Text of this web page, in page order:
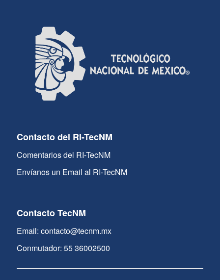
Contacto del RI-TecNM
Comentarios del RI-TecNM
Envíanos un Email al RI-TecNM
Contacto TecNM
Email: contacto@tecnm.mx
Conmutador: 55 36002500